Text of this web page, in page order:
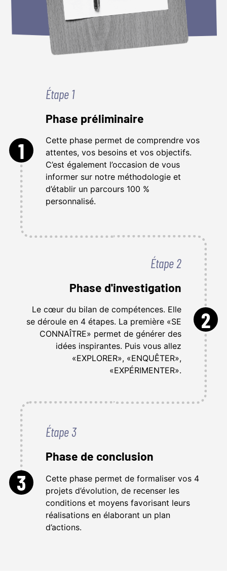
1
Étape 1
Phase préliminaire
Cette phase permet de comprendre vos
attentes, vos besoins et vos objectifs.
C’est également l’occasion de vous
informer sur notre méthodologie et
d’établir un parcours 100 %
personnalisé.
2
Étape 2
Phase d'investigation
Le cœur du bilan de compétences. Elle
se déroule en 4 étapes. La première «SE
CONNAÎTRE» permet de générer des
idées inspirantes. Puis vous allez
«EXPLORER», «ENQUÊTER»,
«EXPÉRIMENTER».
3
Étape 3
Phase de conclusion
Cette phase permet de formaliser vos 4
projets d’évolution, de recenser les
conditions et moyens favorisant leurs
réalisations en élaborant un plan
d’actions.